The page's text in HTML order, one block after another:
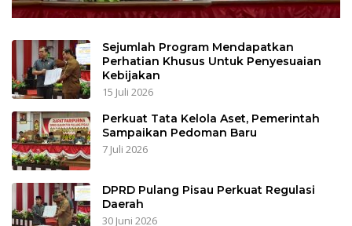
Sejumlah Program Mendapatkan
Perhatian Khusus Untuk Penyesuaian
Kebijakan
15 Juli 2026
Perkuat Tata Kelola Aset, Pemerintah
Sampaikan Pedoman Baru
7 Juli 2026
DPRD Pulang Pisau Perkuat Regulasi
Daerah
30 Juni 2026